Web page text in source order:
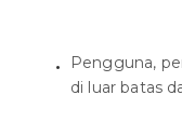
Pengguna,
di luar batas